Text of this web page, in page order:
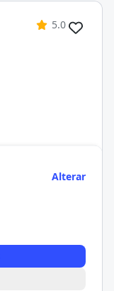
5.0
Alterar